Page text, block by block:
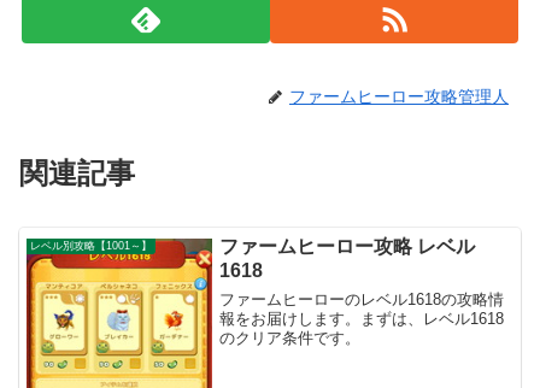
ファームヒーロー攻略管理人
関連記事
レベル別攻略【1001～】
ファームヒーロー攻略 レベル
1618
ファームヒーローのレベル1618の攻略情
報をお届けします。まずは、レベル1618
のクリア条件です。